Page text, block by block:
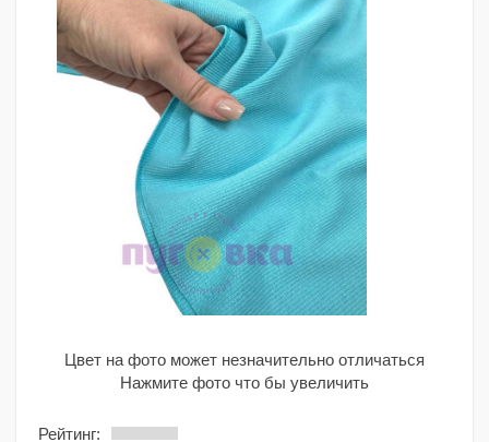
Цвет на фото может незначительно отличаться
Нажмите фото что бы увеличить
Рейтинг: